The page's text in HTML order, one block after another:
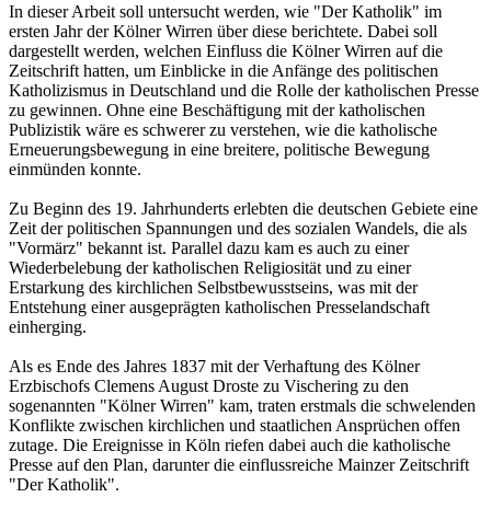
In dieser Arbeit soll untersucht werden, wie "Der Katholik" im
ersten Jahr der Kölner Wirren über diese berichtete. Dabei soll
dargestellt werden, welchen Einfluss die Kölner Wirren auf die
Zeitschrift hatten, um Einblicke in die Anfänge des politischen
Katholizismus in Deutschland und die Rolle der katholischen Presse
zu gewinnen. Ohne eine Beschäftigung mit der katholischen
Publizistik wäre es schwerer zu verstehen, wie die katholische
Erneuerungsbewegung in eine breitere, politische Bewegung
einmünden konnte.
Zu Beginn des 19. Jahrhunderts erlebten die deutschen Gebiete eine
Zeit der politischen Spannungen und des sozialen Wandels, die als
"Vormärz" bekannt ist. Parallel dazu kam es auch zu einer
Wiederbelebung der katholischen Religiosität und zu einer
Erstarkung des kirchlichen Selbstbewusstseins, was mit der
Entstehung einer ausgeprägten katholischen Presselandschaft
einherging.
Als es Ende des Jahres 1837 mit der Verhaftung des Kölner
Erzbischofs Clemens August Droste zu Vischering zu den
sogenannten "Kölner Wirren" kam, traten erstmals die schwelenden
Konflikte zwischen kirchlichen und staatlichen Ansprüchen offen
zutage. Die Ereignisse in Köln riefen dabei auch die katholische
Presse auf den Plan, darunter die einflussreiche Mainzer Zeitschrift
"Der Katholik".